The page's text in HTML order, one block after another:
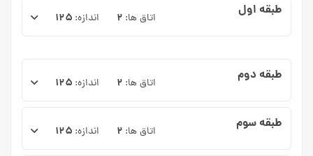
طبقه اول اتاق ها: اندازه:
طبقه دوم اتاق ها: اندازه:
طبقه سوم اتاق ها: اندازه: